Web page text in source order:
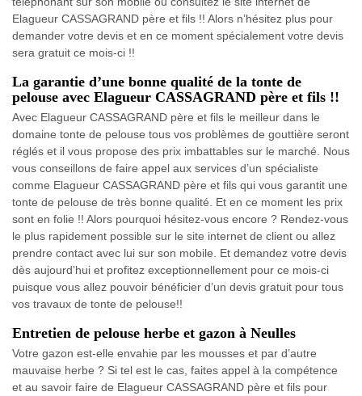
Elagueur CASSAGRAND père et fils !! Alors n’hésitez plus pour
demander votre devis et en ce moment spécialement votre devis
sera gratuit ce mois-ci !!
La garantie d’une bonne qualité de la tonte de
pelouse avec Elagueur CASSAGRAND père et fils !!
Avec Elagueur CASSAGRAND père et fils le meilleur dans le
domaine tonte de pelouse tous vos problèmes de gouttière seront
réglés et il vous propose des prix imbattables sur le marché. Nous
vous conseillons de faire appel aux services d’un spécialiste
comme Elagueur CASSAGRAND père et fils qui vous garantit une
tonte de pelouse de très bonne qualité. Et en ce moment les prix
sont en folie !! Alors pourquoi hésitez-vous encore ? Rendez-vous
le plus rapidement possible sur le site internet de client ou allez
prendre contact avec lui sur son mobile. Et demandez votre devis
dès aujourd’hui et profitez exceptionnellement pour ce mois-ci
puisque vous allez pouvoir bénéficier d’un devis gratuit pour tous
vos travaux de tonte de pelouse!!
Entretien de pelouse herbe et gazon à Neulles
Votre gazon est-elle envahie par les mousses et par d’autre
mauvaise herbe ? Si tel est le cas, faites appel à la compétence
et au savoir faire de Elagueur CASSAGRAND père et fils pour